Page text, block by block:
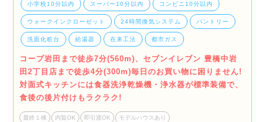
小学校10分以内 スーパー10分以内 コンビニ10分以内
ウォークインクローゼット 24時間換気システム パントリー
洗面化粧台 給湯器 在来工法 都市ガス
コープ岩田まで徒歩7分(560m)、セブンイレブン 豊橋中岩
田2丁目店まで徒歩4分(300m)毎日のお買い物に困りません!
対面式キッチンには食器洗浄乾燥機・浄水器が標準装備で、
食後の後片付けもラクラク!
最終１棟 内覧OK 即引渡OK モデルハウスあり